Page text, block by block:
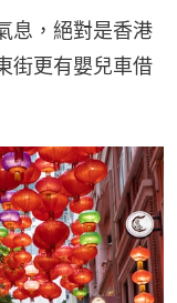
息，絕對是香港
街更有嬰兒車借